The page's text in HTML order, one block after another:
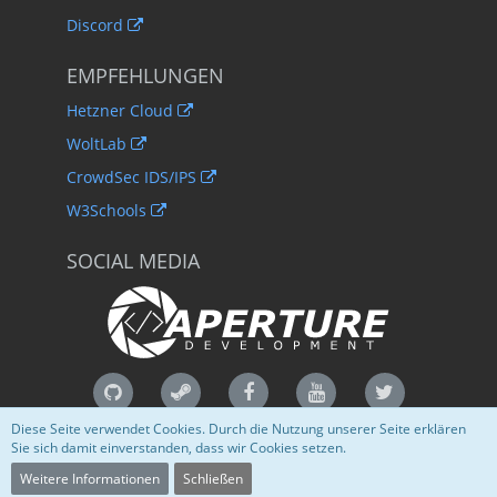
Discord
EMPFEHLUNGEN
Hetzner Cloud
WoltLab
CrowdSec IDS/IPS
W3Schools
SOCIAL MEDIA
Community-Software:
Diese Seite verwendet Cookies. Durch die Nutzung unserer Seite erklären
Sie sich damit einverstanden, dass wir Cookies setzen.
Weitere Informationen
Schließen